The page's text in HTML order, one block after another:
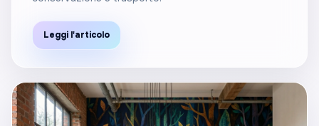
Leggi l'articolo